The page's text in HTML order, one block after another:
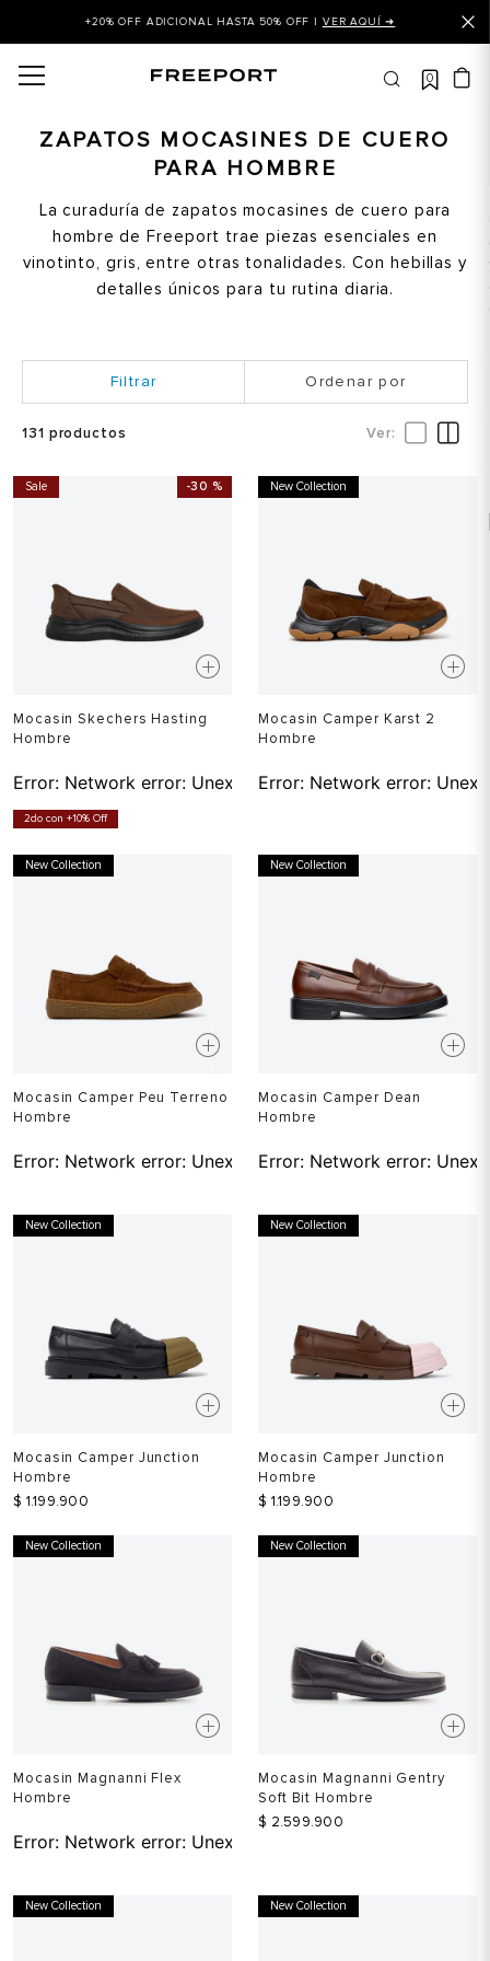
+20% OFF ADICIONAL HASTA 50% OFF | VER AQUÍ ➜
0
ZAPATOS MOCASINES DE CUERO
PARA HOMBRE
La curaduría de zapatos mocasines de cuero para
hombre de Freeport trae piezas esenciales en
vinotinto, gris, entre otras tonalidades. Con hebillas y
detalles únicos para tu rutina diaria.
Ordenar por
131 productos
Sale -30 %
Mocasin Skechers Hasting
Hombre
Error: Network error: Unexpected token T in JSON at
2do con +10% Off
New Collection
Mocasin Camper Karst 2
Hombre
Error: Network error:
New Collection
Mocasin Camper Peu Terreno
Hombre
Error: Network error: Unexpected token T in JSON at
New Collection
Mocasin Camper Dean
Hombre
Error: Network error:
New Collection
Mocasin Camper Junction
Hombre
$ 1.199.900
New Collection
Mocasin Camper Junction
Hombre
$ 1.199.900
New Collection
Mocasin Magnanni Flex
Hombre
Error: Network error: Unexpected token T in JSON at
New Collection
Mocasin Magnanni Gentry
Soft Bit Hombre
$ 2.599.900
New Collection New Collection
balance
balance 327
klein
balance 574
mujer